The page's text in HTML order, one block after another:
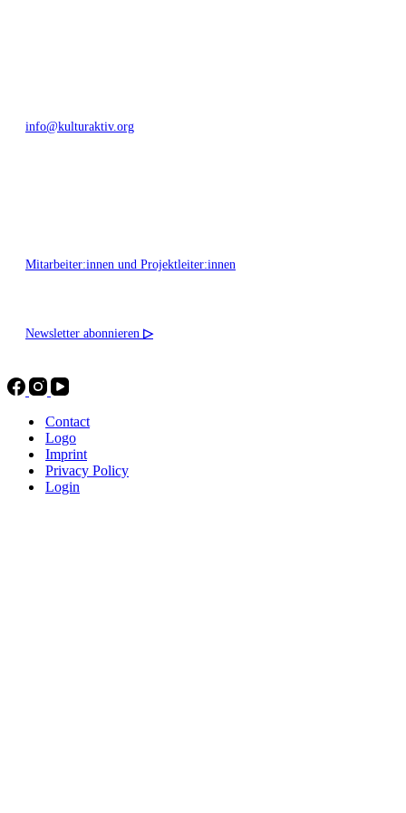
info@kulturaktiv.org
Mitarbeiter:innen und Projektleiter:innen
Newsletter abonnieren ▷
Contact
Logo
Imprint
Privacy Policy
Login